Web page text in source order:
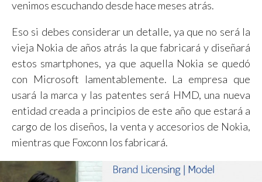
venimos escuchando desde hace meses atrás.
Eso si debes considerar un detalle, ya que no será la
vieja Nokia de años atrás la que fabricará y diseñará
estos smartphones, ya que aquella Nokia se quedó
con Microsoft lamentablemente. La empresa que
usará la marca y las patentes será HMD, una nueva
entidad creada a principios de este año que estará a
cargo de los diseños, la venta y accesorios de Nokia,
mientras que Foxconn los fabricará.